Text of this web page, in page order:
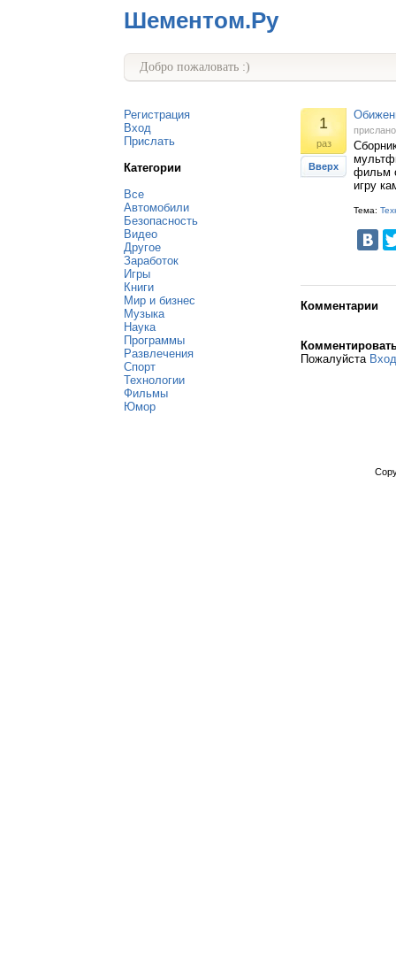
Шементом.Ру
Добро пожаловать :)
Регистрация
Вход
Прислать
Категории
Все
Автомобили
Безопасность
Видео
Другое
Заработок
Игры
Книги
Мир и бизнес
Музыка
Наука
Программы
Развлечения
Спорт
Технологии
Фильмы
Юмор
1
раз
Вверх
фильм
игру
Тема:
Комментарии
Пожалуйста Вход